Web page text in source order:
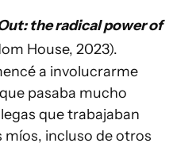
the radical power of
House, 2023).
a involucrarme
pasaba mucho
que trabajaban
míos, incluso de otros